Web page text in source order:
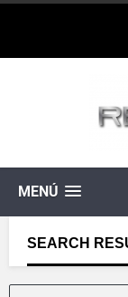
MENÚ
SEARCH